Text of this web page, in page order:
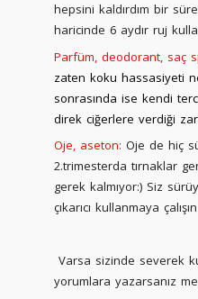
hepsini kaldırdım bir
haricinde 6 aydır ruj
Parfüm, deodorant, saç
zaten koku hassasiyeti
sonrasında ise kendi
direk ciğerlere verdiği
Oje, aseton: Oje de hiç
2.trimesterda tırnaklar
gerek kalmıyor:) Siz
çıkarıcı kullanmaya
Varsa sizinde severek
yorumlara yazarsanız